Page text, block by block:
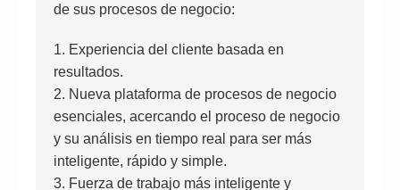
de sus procesos de negocio:
1. Experiencia del cliente basada en
resultados.
2. Nueva plataforma de procesos de negocio
esenciales, acercando el proceso de negocio
y su análisis en tiempo real para ser más
inteligente, rápido y simple.
3. Fuerza de trabajo más inteligente y